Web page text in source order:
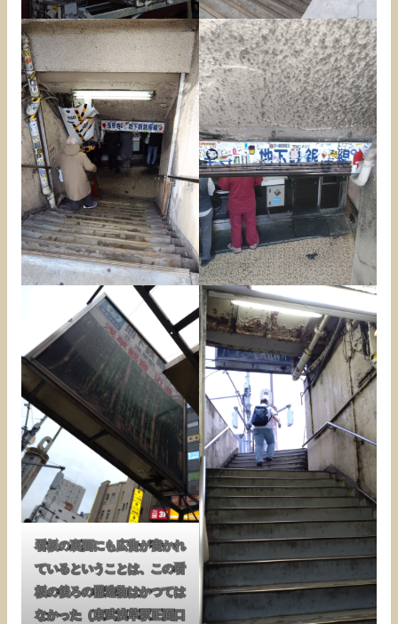
看板の裏面にも広告が書かれ
ているということは、この看
板の後ろの構造物はかつては
なかった（東武浅草駅正面口